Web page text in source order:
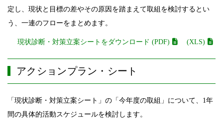
定し、現状と目標の差やその原因を踏まえて取組を検討するとい
う、一連のフローをまとめます。
現状診断・対策立案シートをダウンロード (PDF) (XLS)
アクションプラン・シート
「現状診断・対策立案シート」の「今年度の取組」について、1年
間の具体的活動スケジュールを検討します。